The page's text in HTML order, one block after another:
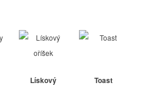
Lískový
Toast